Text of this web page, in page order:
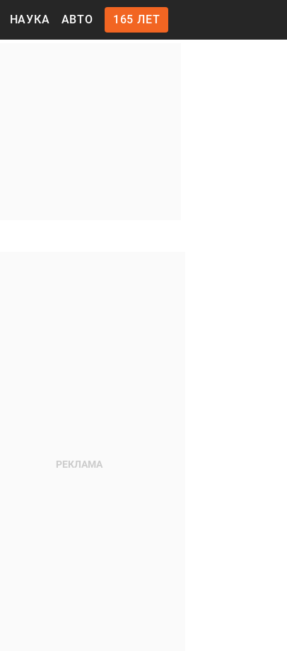
НАУКА АВТО 165 ЛЕТ